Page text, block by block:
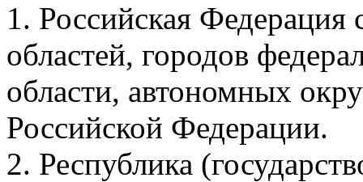
1. Российская Федерация
областей, городов
области, автономных
Российской Федерации.
2. Республика